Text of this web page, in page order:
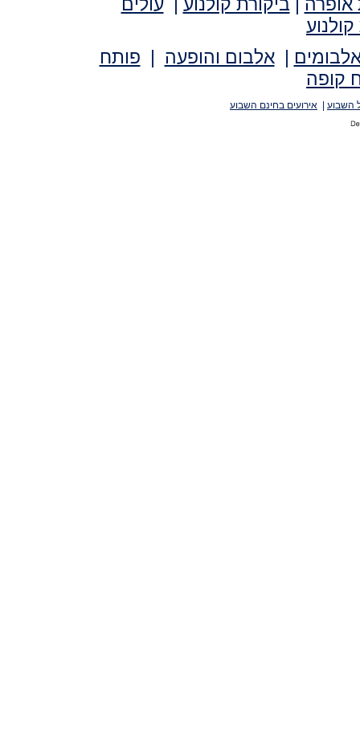
קולנוע
|אלבום והופעה | פותח
קופה
השבוע אירועים בחינם השבוע